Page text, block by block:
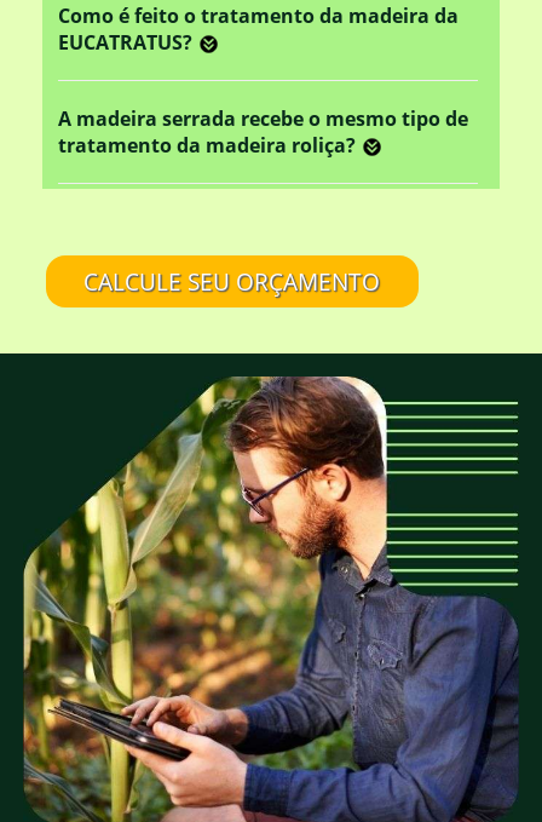
Como é feito o tratamento da madeira da
EUCATRATUS?
A madeira serrada recebe o mesmo tipo de
tratamento da madeira roliça?
madeira de eucalipto sem tratamento?
Eucalipto Tratado em Autoclave é tudo
É confiável comprar na EUCATRATUS?
A EUCATRATUS fornece madeira para quais
tipos de projetos?
A EUCATRATUS trabalha com peças roliças
de quais medidas?
Qual o preço das peças de eucalipto
CALCULE SEU ORÇAMENTO